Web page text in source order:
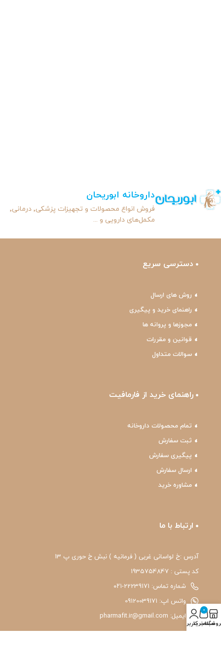
داروخانه ابوریحان
فروش انواع محصولات و تجهیزات پزشکی٬ درمانی٬
مکمل‌های دارویی و ...
دسترسی سریع
روش های ارسال
راهنمای خرید و پیگیری
مجوزها و پروانه ها
قوانین و مقررات
سوالات متداول
راهنمای خرید از فارمافیت
تمام محصولات داروخانه
ثبت سفارش
پیگیری سفارش
ارسال سفارش
مشاوره خرید
ارتباط با ما
آدرس :خ لواسانی غربی ( فرمانیه ) نبش خ حوری پ 13
کد پستی : 1935754847
شماره تماس: 22239171-۰۲۱
واتس اپ: 09120039171
ایمیل: pharmafit.ir@gmail.com
0
سبد خرید
حساب کاربری من